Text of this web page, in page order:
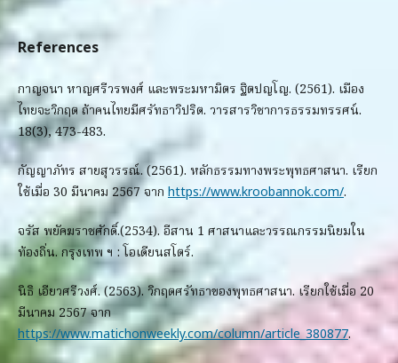
References
กาญจนา หาญศรีวรพงศ์ และพระมหามิตร ฐิตปญโญ. (2561). เมือง
ไทยจะวิกฤต ถ้าคนไทยมีศรัทธาวิปริต. วารสารวิชาการธรรมทรรศน์.
18(3), 473-483.
กัญญาภัทร สายสุวรรณ์. (2561). หลักธรรมทางพระพุทธศาสนา. เรียก
ใช้เมื่อ 30 มีนาคม 2567 จาก https://www.kroobannok.com/.
จรัส พยัคฆราชศักดิ์.(2534). อีสาน 1 ศาสนาและวรรณกรรมนิยมใน
ท้องถิ่น. กรุงเทพ ฯ : โอเดียนสโตร์.
นิธิ เอียวศรีวงศ์. (2563). วิกฤตศรัทธาของพุทธศาสนา. เรียกใช้เมื่อ 20
มีนาคม 2567 จาก
https://www.matichonweekly.com/column/article_380877.